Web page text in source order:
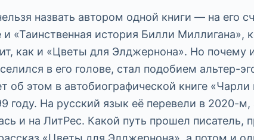
назвать автором одной книги — на его
«Таинственная история Билли Миллигана»,
как и «Цветы для Элджернона». Но почему
в его голове, стал подобием альтер-
об этом в автобиографической книге «Чарли
году. На русский язык её перевели в 2020-м,
и на ЛитРес. Какой путь прошел писатель,